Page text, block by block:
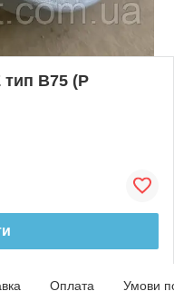
тип В75 (Р
Оплата Умови